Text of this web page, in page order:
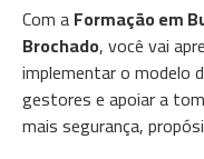
Com aFormação em
Brochado, você vai
implementar o modelo
gestores e apoiar a
mais segurança,